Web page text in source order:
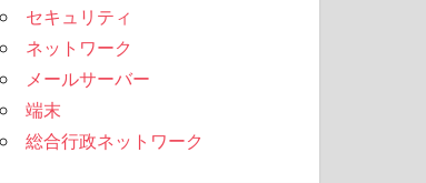
セキュリティ
ネットワーク
メールサーバー
端末
総合行政ネットワーク